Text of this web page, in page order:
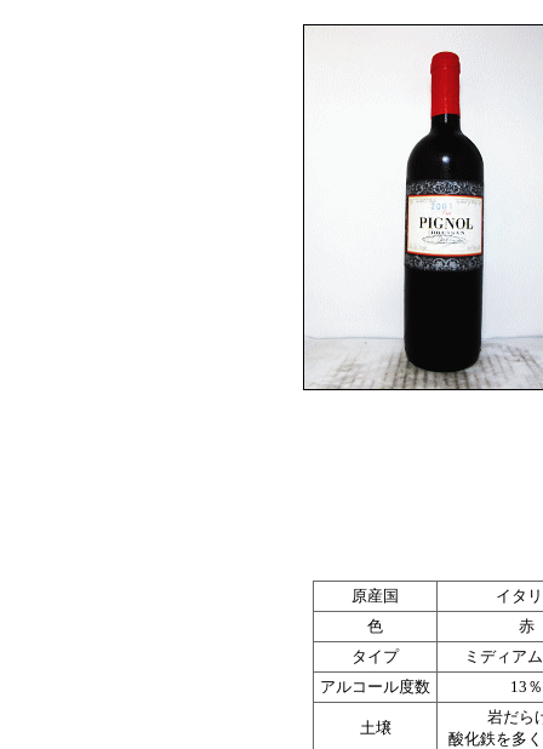
原産国
イタ
色
赤
タイプ
ミディア
アルコール度数
13％
土壌
岩だら
酸化鉄を多